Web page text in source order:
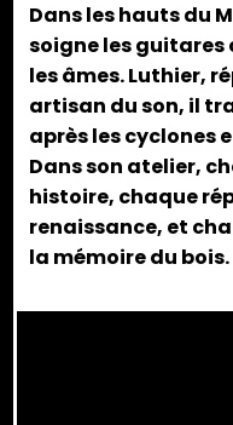
Dans les hauts du
soigne les guitares
les âmes. Luthier,
artisan du son, il
après les cyclones
Dans son atelier,
histoire, chaque
renaissance, et
la mémoire du bois.